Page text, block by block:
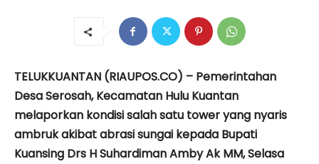
TELUKKUANTAN (RIAUPOS.CO) – Pemerintahan
Desa Serosah, Kecamatan Hulu Kuantan
melaporkan kondisi salah satu tower yang nyaris
ambruk akibat abrasi sungai kepada Bupati
Kuansing Drs H Suhardiman Amby Ak MM, Selasa